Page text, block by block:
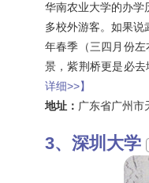
华南农业大学的办学
多校外游客。如果
年春季（三四月份
景，紫荆桥更是必
详细>>】
地址： 广东省广州市
深圳大学